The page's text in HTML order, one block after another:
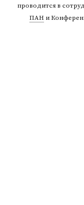
проводится в
ПАНи